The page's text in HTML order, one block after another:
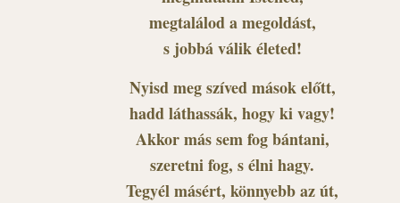
megtalálod a megoldást,
s jobbá válik életed!
Nyisd meg szíved mások előtt,
hadd láthassák, hogy ki vagy!
Akkor más sem fog bántani,
szeretni fog, s élni hagy.
Tegyél másért, könnyebb az út,